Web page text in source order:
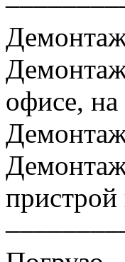
Демонтаж
офисе, на
пристрой